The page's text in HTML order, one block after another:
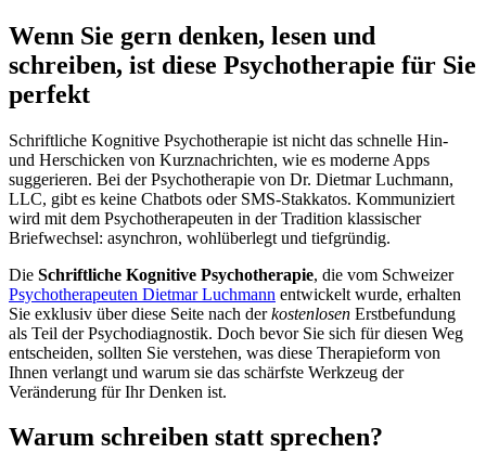
Wenn Sie gern denken, lesen und
schreiben, ist diese Psychotherapie für Sie
perfekt
Schriftliche Kognitive Psychotherapie ist nicht das schnelle Hin-
und Herschicken von Kurznachrichten, wie es moderne Apps
suggerieren. Bei der Psychotherapie von Dr. Dietmar Luchmann,
LLC, gibt es keine Chatbots oder SMS-Stakkatos. Kommuniziert
wird mit dem Psychotherapeuten in der Tradition klassischer
Briefwechsel: asynchron, wohlüberlegt und tiefgründig.
Die Schriftliche Kognitive Psychotherapie, die vom Schweizer
Psychotherapeuten Dietmar Luchmann entwickelt wurde, erhalten
Sie exklusiv über diese Seite nach derkostenlosen Erstbefundung
als Teil der Psychodiagnostik. Doch bevor Sie sich für diesen Weg
entscheiden, sollten Sie verstehen, was diese Therapieform von
Ihnen verlangt und warum sie das schärfste Werkzeug der
Veränderung für Ihr Denken ist.
Warum schreiben statt sprechen?